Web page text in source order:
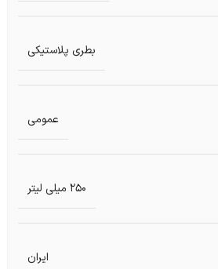
بطری پلاستیکی
عمومی
250 میلی لیتر
ایران